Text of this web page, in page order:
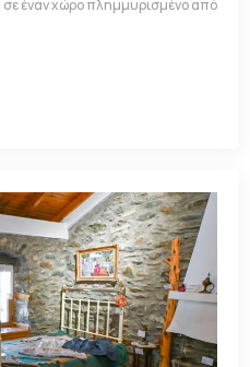
σε έναν χώρο πλημμυρισμένο από